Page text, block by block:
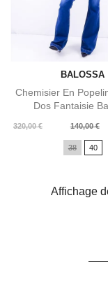
BALOSSA
Chemisier En
Dos Fantaisie
320,00 €
Prix
140,00 €
Prix
38 40
Affichage